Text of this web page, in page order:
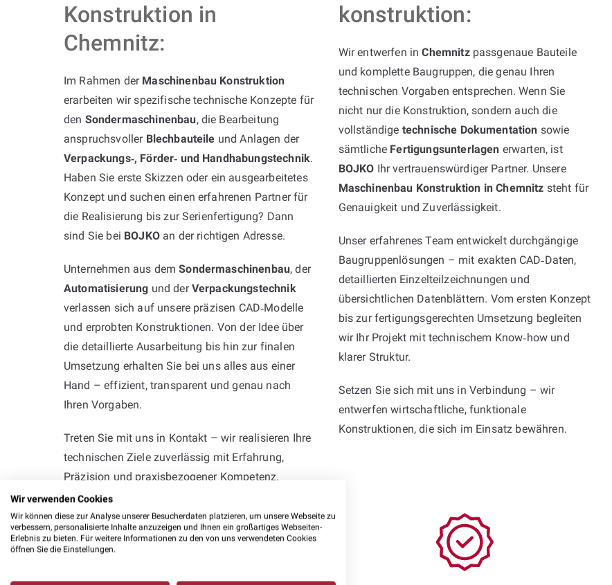
Konstruktion in
Chemnitz:
Im Rahmen der Maschinenbau Konstruktion
erarbeiten wir spezifische technische Konzepte für
den Sondermaschinenbau, die Bearbeitung
anspruchsvoller Blechbauteile und Anlagen der
Verpackungs‑, Förder‑ und Handhabungstechnik.
Haben Sie erste Skizzen oder ein ausgearbeitetes
Konzept und suchen einen erfahrenen Partner für
die Realisierung bis zur Serienfertigung? Dann
sind Sie bei BOJKOan der richtigen Adresse.
Unternehmen aus demSondermaschinenbau, der
Automatisierung und derVerpackungstechnik
verlassen sich auf unsere präzisen CAD‑Modelle
und erprobten Konstruktionen. Von der Idee über
die detaillierte Ausarbeitung bis hin zur finalen
Umsetzung erhalten Sie bei uns alles aus einer
Hand – effizient, transparent und genau nach
Ihren Vorgaben.
Treten Sie mit uns in Kontakt – wir realisieren Ihre
technischen Ziele zuverlässig mit Erfahrung,
Präzision und praxisbezogener Kompetenz.
konstruktion:
Wir entwerfen inChemnitzpassgenaue Bauteile
und komplette Baugruppen, die genau Ihren
technischen Vorgaben entsprechen. Wenn Sie
nicht nur die Konstruktion, sondern auch die
vollständige technische Dokumentation sowie
sämtliche Fertigungsunterlagen erwarten, ist
BOJKO Ihr vertrauenswürdiger Partner. Unsere
Maschinenbau Konstruktion in Chemnitz steht für
Genauigkeit und Zuverlässigkeit.
Unser erfahrenes Team entwickelt durchgängige
Baugruppenlösungen – mit exakten CAD‑Daten,
detaillierten Einzelteilzeichnungen und
übersichtlichen Datenblättern. Vom ersten Konzept
bis zur fertigungsgerechten Umsetzung begleiten
wir Ihr Projekt mit technischem Know‑how und
klarer Struktur.
Setzen Sie sich mit uns in Verbindung – wir
entwerfen wirtschaftliche, funktionale
Konstruktionen, die sich im Einsatz bewähren.
Wir verwenden Cookies
Wir können diese zur Analyse unserer Besucherdaten platzieren, um unsere Webseite zu
verbessern, personalisierte Inhalte anzuzeigen und Ihnen ein großartiges Webseiten-
Erlebnis zu bieten. Für weitere Informationen zu den von uns verwendeten Cookies
öffnen Sie die Einstellungen.